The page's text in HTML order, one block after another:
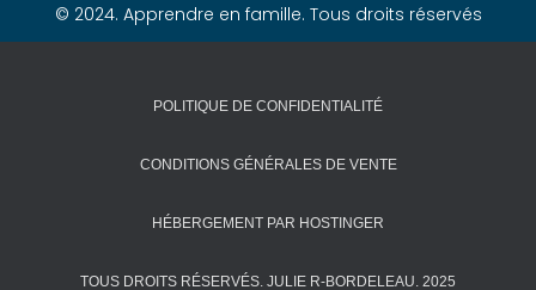
© 2024. Apprendre en famille. Tous droits réservés
POLITIQUE DE CONFIDENTIALITÉ
CONDITIONS GÉNÉRALES DE VENTE
HÉBERGEMENT PAR HOSTINGER
TOUS DROITS RÉSERVÉS. JULIE R-BORDELEAU. 2025